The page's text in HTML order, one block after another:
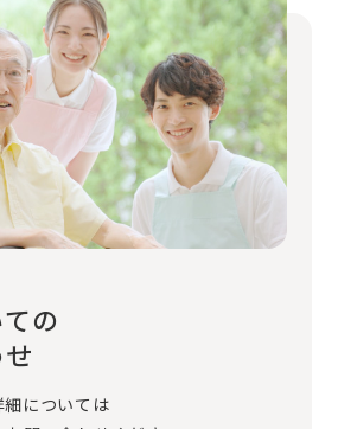
の
については